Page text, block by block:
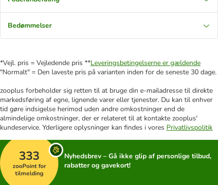
Bedømmelser
*Vejl. pris = Vejledende pris **Leveringsbetingelserne er gældende
"Normalt" = Den laveste pris på varianten inden for de seneste 30 dage.
zooplus forbeholder sig retten til at bruge din e-mailadresse til direkte
markedsføring af egne, lignende varer eller tjenester. Du kan til enhver
tid gøre indsigelse herimod uden andre omkostninger end de
almindelige omkostninger, der er relateret til at kontakte zooplus'
kundeservice. Yderligere oplysninger kan findes i vores Privatlivspolitik
333
zooPoint for
tilmelding
Nyhedsbrev – Gå ikke glip af personlige tilbud,
rabatter og gavekort!